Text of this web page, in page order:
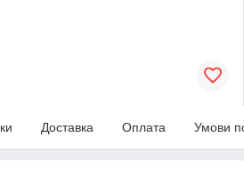
Доставка Оплата Умови